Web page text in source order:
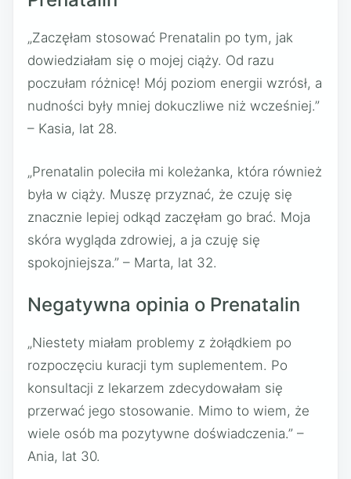
„Zaczęłam stosować Prenatalin po tym, jak
dowiedziałam się o mojej ciąży. Od razu
poczułam różnicę! Mój poziom energii wzrósł, a
nudności były mniej dokuczliwe niż wcześniej.”
– Kasia, lat 28.
„Prenatalin poleciła mi koleżanka, która również
była w ciąży. Muszę przyznać, że czuję się
znacznie lepiej odkąd zaczęłam go brać. Moja
skóra wygląda zdrowiej, a ja czuję się
spokojniejsza.” – Marta, lat 32.
Negatywna opinia o Prenatalin
„Niestety miałam problemy z żołądkiem po
rozpoczęciu kuracji tym suplementem. Po
konsultacji z lekarzem zdecydowałam się
przerwać jego stosowanie. Mimo to wiem, że
wiele osób ma pozytywne doświadczenia.” –
Ania, lat 30.